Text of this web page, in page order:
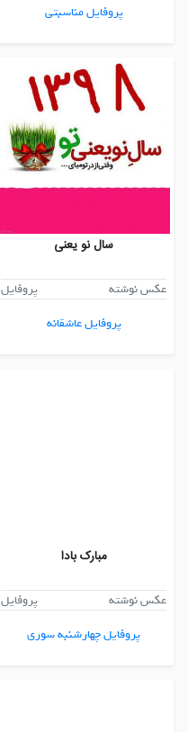
پروفایل مناسبتی
سال نو یعنی
عکس نوشته
پروفایل
پروفایل عاشقانه
مبارک بادا
عکس نوشته
پروفایل
پروفایل چهارشنبه سوری